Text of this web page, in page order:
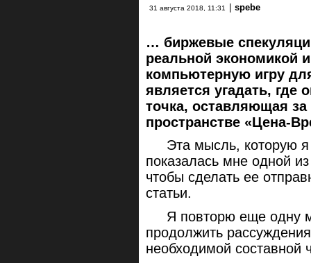
31 августа 2018, 11:31 spebe
… биржевые
реальной экономикой
компьютерную игру
является угадать, где
точка, оставляющая
пространстве «Цена-
Эта мысль, которую я
показалась мне одной
чтобы сделать ее
статьи.
Я повторю еще одну
продолжить
необходимой составной